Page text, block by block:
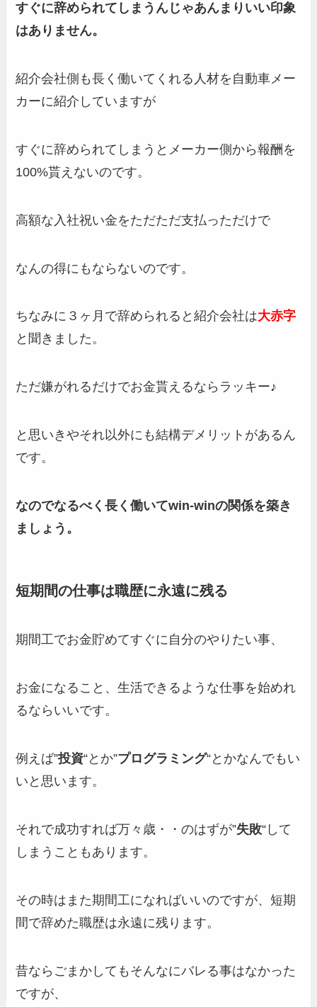
すぐに辞められてしまうんじゃあんまりいい印象
はありません。
紹介会社側も長く働いてくれる人材を自動車メー
カーに紹介していますが
すぐに辞められてしまうとメーカー側から報酬を
100%貰えないのです。
高額な入社祝い金をただただ支払っただけで
なんの得にもならないのです。
ちなみに３ヶ月で辞められると紹介会社は大赤字
と聞きました。
ただ嫌がれるだけでお金貰えるならラッキー♪
と思いきやそれ以外にも結構デメリットがあるん
です。
なのでなるべく長く働いてwin-winの関係を築き
ましょう。
短期間の仕事は職歴に永遠に残る
期間工でお金貯めてすぐに自分のやりたい事、
お金になること、生活できるような仕事を始めれ
るならいいです。
例えば”投資“とか”プログラミング“とかなんでもい
いと思います。
それで成功すれば万々歳・・のはずが”失敗“して
しまうこともあります。
その時はまた期間工になればいいのですが、短期
間で辞めた職歴は永遠に残ります。
昔ならごまかしてもそんなにバレる事はなかった
ですが、